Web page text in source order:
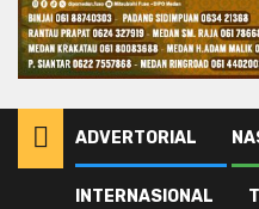
ADVERTORIAL
INTERNASIONAL
Komisi Pemberantasan